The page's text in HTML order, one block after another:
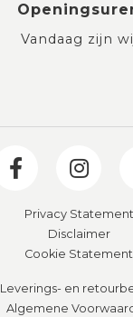
Vandaag zijn
Privacy Statement
Disclaimer
Cookie Statement
Leverings- en
Algemene